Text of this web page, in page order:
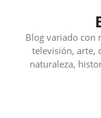
contenidoBlog variado con
televisión, arte,
naturaleza,